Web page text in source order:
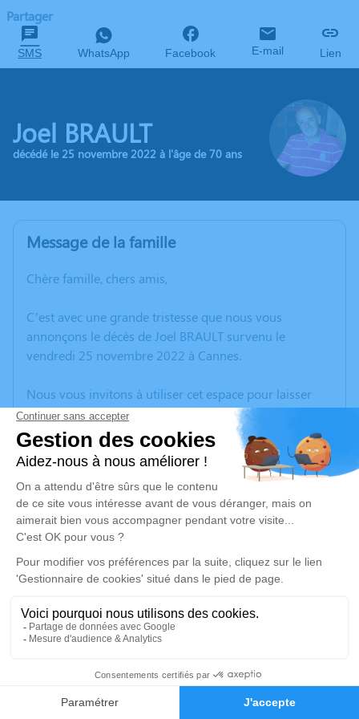
Faire-part Hommages
Partager
SMS WhatsApp Facebook E-mail Lien
Joel BRAULT
décédé le 25 novembre 2022 à l'âge de 70 ans
Message de la famille
Chère famille, chers amis,
C’est avec une grande tristesse que nous vous
annonçons le décès de Joel BRAULT survenu le
vendredi 25 novembre 2022 à Cannes.
Nous vous invitons à utiliser cet espace pour laisser
vos condoléances, partager des photos souvenirs, une
anecdote ou exprimer vos pensées à travers des
poèmes ou des textes. Cet endroit est un lieu
d'expression dédié à honorer la mémoire de Joel
BRAULT.
Un service de plantation d’arbre hommage est
disponible ici.
Je rends hommage
Cérémonie religieuse
Église Notre Dame du Liban de Mandelieu-la-
Napoule